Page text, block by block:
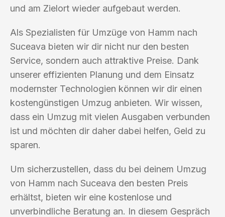
und am Zielort wieder aufgebaut werden.
Als Spezialisten für Umzüge von Hamm nach
Suceava bieten wir dir nicht nur den besten
Service, sondern auch attraktive Preise. Dank
unserer effizienten Planung und dem Einsatz
modernster Technologien können wir dir einen
kostengünstigen Umzug anbieten. Wir wissen,
dass ein Umzug mit vielen Ausgaben verbunden
ist und möchten dir daher dabei helfen, Geld zu
sparen.
Um sicherzustellen, dass du bei deinem Umzug
von Hamm nach Suceava den besten Preis
erhältst, bieten wir eine kostenlose und
unverbindliche Beratung an. In diesem Gespräch